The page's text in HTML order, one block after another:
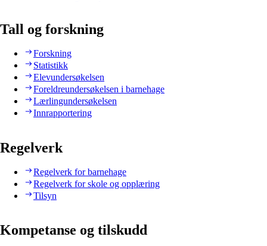
Tall og forskning
Forskning
Statistikk
Elevundersøkelsen
Foreldreundersøkelsen i barnehage
Lærlingundersøkelsen
Innrapportering
Regelverk
Regelverk for barnehage
Regelverk for skole og opplæring
Tilsyn
Kompetanse og tilskudd